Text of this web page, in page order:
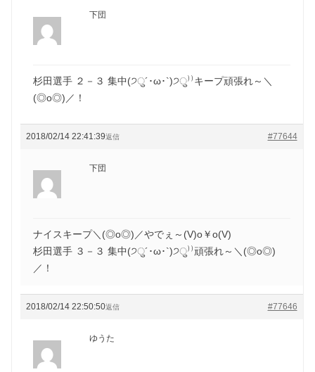
下団
杉田選手 ２－３ 集中(੭ु´･ω･`)੭ु⁾⁾キープ頑張れ～＼
(◎o◎)／！
2018/02/14 22:41:39 #77644
返信
下団
ナイスキープ＼(◎o◎)／やでぇ～(V)o￥o(V)
杉田選手 ３－３ 集中(੭ु´･ω･`)੭ु⁾⁾頑張れ～＼(◎o◎)
／！
2018/02/14 22:50:50 #77646
返信
ゆうた